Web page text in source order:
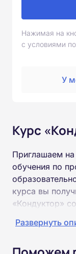
Нажимая на
с условиями
У
Курс
Приглашаем на
обучения по
курса вы
«Кондуктор»
Пройти
Развернуть